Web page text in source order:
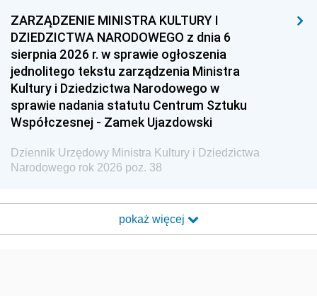
ZARZĄDZENIE MINISTRA KULTURY I
DZIEDZICTWA NARODOWEGO z dnia 6
sierpnia 2026 r. w sprawie ogłoszenia
jednolitego tekstu zarządzenia Ministra
Kultury i Dziedzictwa Narodowego w
sprawie nadania statutu Centrum Sztuku
Współczesnej - Zamek Ujazdowski
Dziennik Urzędowy Ministra Kultury i Dziedzictwa
Narodowego rok 2026 poz. 38
pokaż więcej